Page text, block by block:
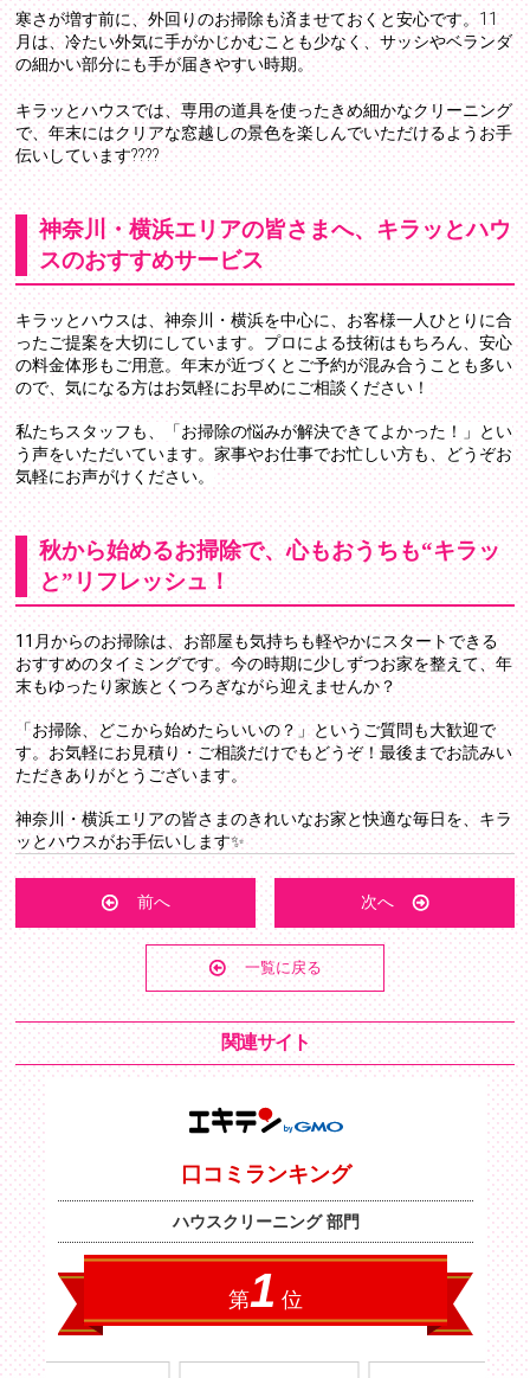
寒さが増す前に、外回りのお掃除も済ませておくと安心です。11
月は、冷たい外気に手がかじかむことも少なく、サッシやベランダ
の細かい部分にも手が届きやすい時期。
キラッとハウスでは、専用の道具を使ったきめ細かなクリーニング
で、年末にはクリアな窓越しの景色を楽しんでいただけるようお手
伝いしています????
神奈川・横浜エリアの皆さまへ、キラッとハウ
スのおすすめサービス
キラッとハウスは、神奈川・横浜を中心に、お客様一人ひとりに合
ったご提案を大切にしています。プロによる技術はもちろん、安心
の料金体形もご用意。年末が近づくとご予約が混み合うことも多い
ので、気になる方はお気軽にお早めにご相談ください！
私たちスタッフも、「お掃除の悩みが解決できてよかった！」とい
う声をいただいています。家事やお仕事でお忙しい方も、どうぞお
気軽にお声がけください。
秋から始めるお掃除で、心もおうちも“キラッ
と”リフレッシュ！
11月からのお掃除は、お部屋も気持ちも軽やかにスタートできる
おすすめのタイミングです。今の時期に少しずつお家を整えて、年
末もゆったり家族とくつろぎながら迎えませんか？
「お掃除、どこから始めたらいいの？」というご質問も大歓迎で
す。お気軽にお見積り・ご相談だけでもどうぞ！最後までお読みい
ただきありがとうございます。
神奈川・横浜エリアの皆さまのきれいなお家と快適な毎日を、キラ
ッとハウスがお手伝いします✨
前へ 次へ
一覧に戻る
関連サイト